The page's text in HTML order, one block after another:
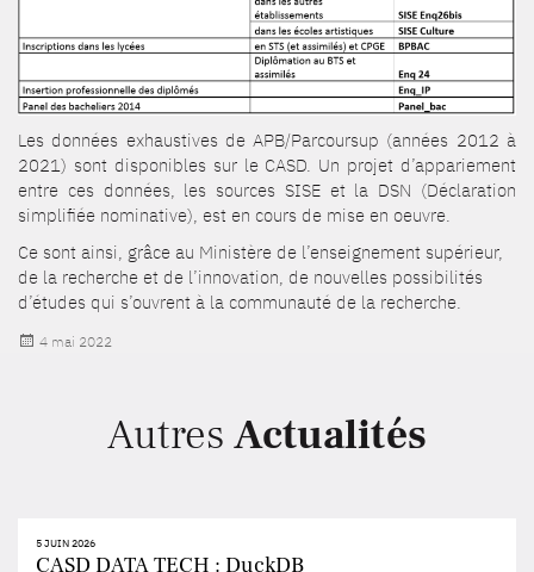
Les données exhaustives de APB/Parcoursup (années 2012 à
2021) sont disponibles sur le CASD. Un projet d’appariement
entre ces données, les sources SISE et la DSN (Déclaration
simplifiée nominative), est en cours de mise en oeuvre.
Ce sont ainsi, grâce au Ministère de l’enseignement supérieur,
de la recherche et de l’innovation, de nouvelles possibilités
d’études qui s’ouvrent à la communauté de la recherche.
Publié
4 mai 2022
Autres Actualités
5 JUIN 2026
CASD DATA TECH : DuckDB